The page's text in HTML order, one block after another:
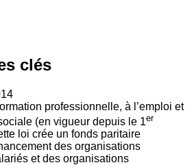
clés
professionnelle, à l’emploi et
(en vigueur depuis le 1er
loi crée un fonds paritaire
des organisations
et des organisations